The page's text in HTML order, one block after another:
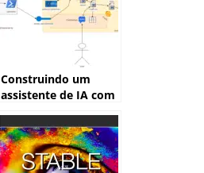
Construindo um
assistente de IA com
SQL 2025 e Google
Gemini